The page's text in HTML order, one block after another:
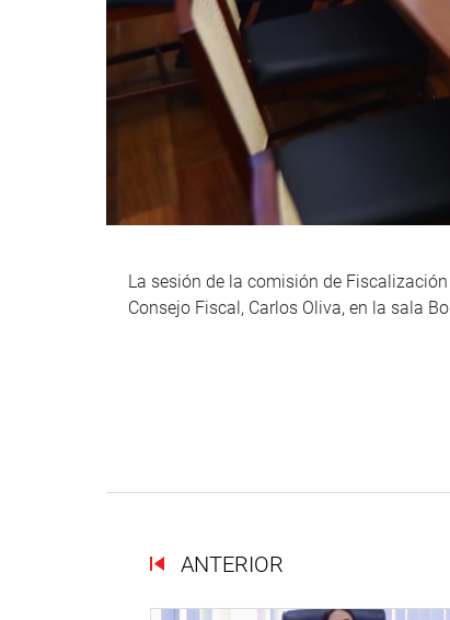
La sesión de la comisión de
Consejo Fiscal, Carlos Oliva, en la sala
ANTERIOR